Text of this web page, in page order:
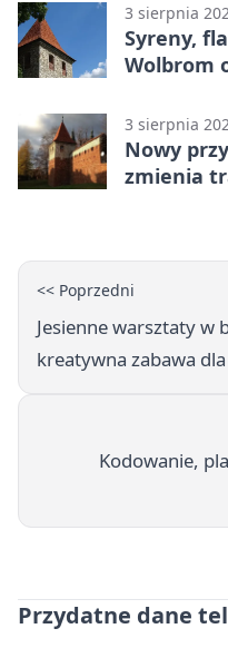
3 sierpnia
Syreny,
Wolbrom
3 sierpnia
Nowy
zmienia
<< Poprzedni
Jesienne warsztaty w
kreatywna zabawa
Kodowanie,
Przydatne dane